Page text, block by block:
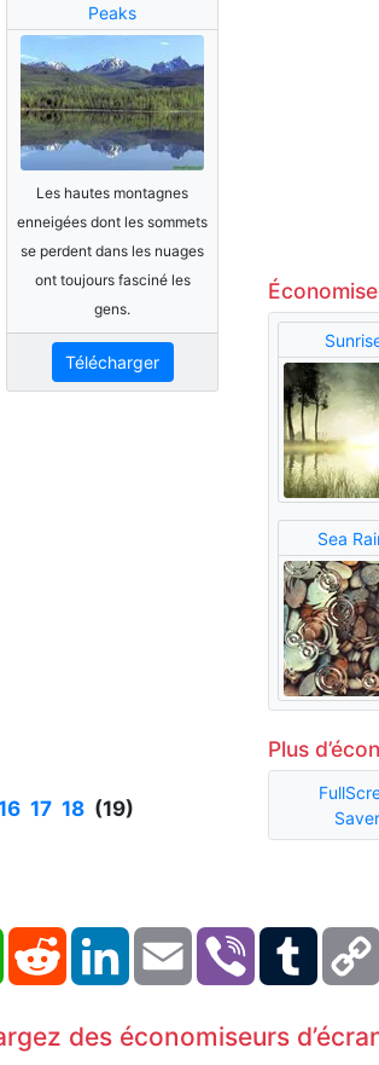
Peaks
Les hautes montagnes
enneigées dont les sommets
se perdent dans les nuages
ont toujours fasciné les
gens.
Télécharger
17 18 (19)
Sea
Plus
WhatsAppReddit LinkedIn Email Viber Tumblr
des économiseurs